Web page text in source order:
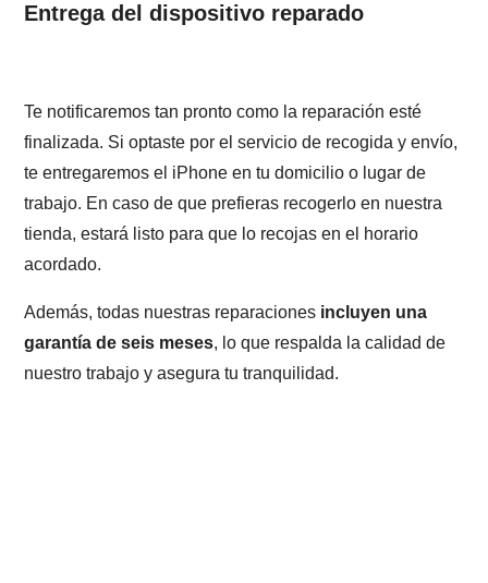
Entrega del dispositivo reparado
Te notificaremos tan pronto como la reparación esté
finalizada. Si optaste por el servicio de recogida y envío,
te entregaremos el iPhone en tu domicilio o lugar de
trabajo. En caso de que prefieras recogerlo en nuestra
tienda, estará listo para que lo recojas en el horario
acordado.
Además, todas nuestras reparaciones incluyen una
garantía de seis meses, lo que respalda la calidad de
nuestro trabajo y asegura tu tranquilidad.